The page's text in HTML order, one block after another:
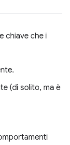
chiave che i
(di solito, ma è